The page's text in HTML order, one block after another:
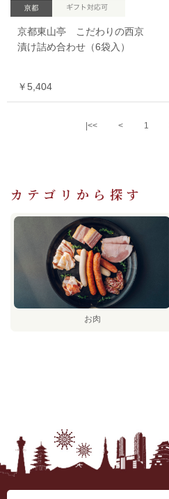
京都東山亭 こだわりの西京
漬け詰め合わせ（6袋入）
￥5,404
|<< < 1
カテゴリから探す
お肉